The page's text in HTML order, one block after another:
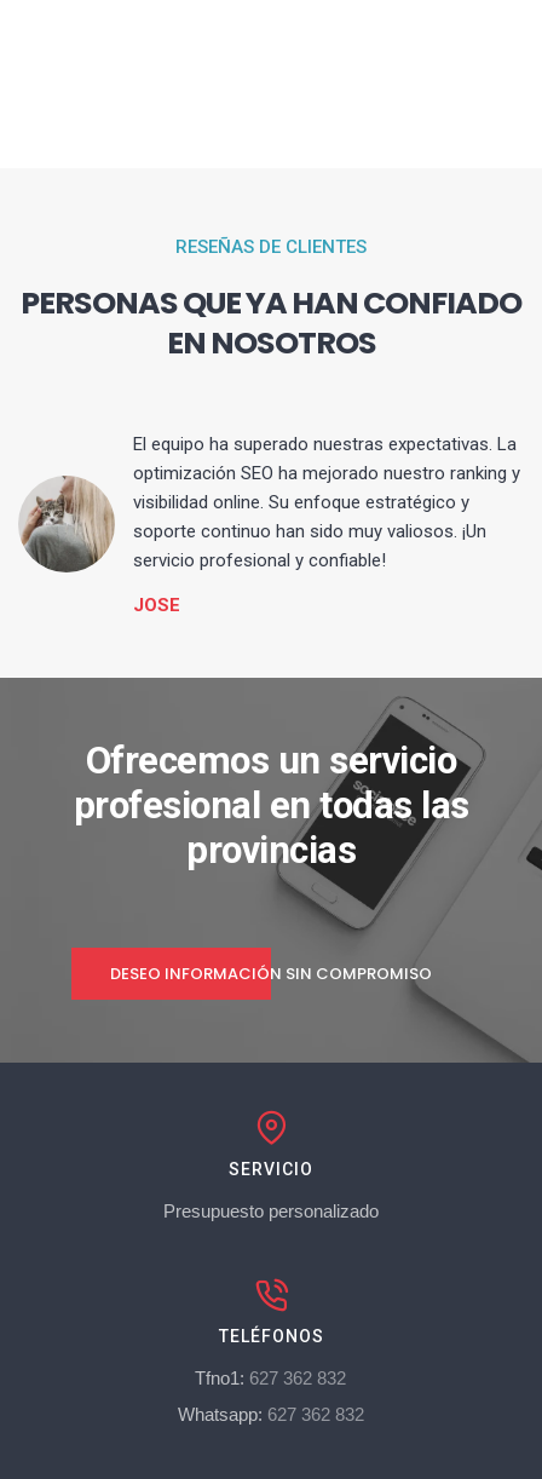
RESEÑAS DE CLIENTES
PERSONAS QUE YA HAN CONFIADO
EN NOSOTROS
El equipo ha superado nuestras expectativas. La
optimización SEO ha mejorado nuestro ranking y
visibilidad online. Su enfoque estratégico y
soporte continuo han sido muy valiosos. ¡Un
servicio profesional y confiable!
JOSE
Ofrecemos un servicio
profesional en todas las
provincias
DESEO INFORMACIÓN SIN COMPROMISO
SERVICIO
Presupuesto personalizado
TELÉFONOS
Tfno1: 627 362 832
Whatsapp: 627 362 832